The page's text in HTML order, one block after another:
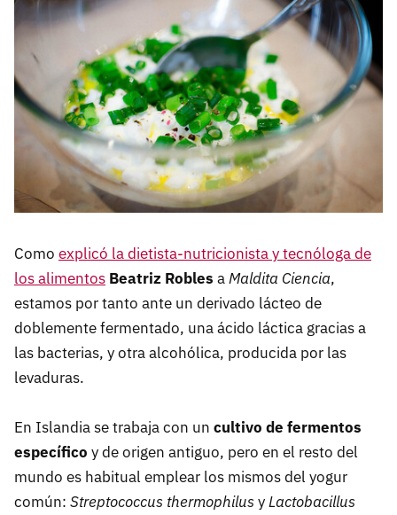
Como explicó la dietista-nutricionista y tecnóloga de
los alimentos Beatriz Robles aMaldita Ciencia,
estamos por tanto ante un derivado lácteo de
doblemente fermentado, una ácido láctica gracias a
las bacterias, y otra alcohólica, producida por las
levaduras.
En Islandia se trabaja con un cultivo de fermentos
específico y de origen antiguo, pero en el resto del
mundo es habitual emplear los mismos del yogur
común: Streptococcus thermophilusyLactobacillus